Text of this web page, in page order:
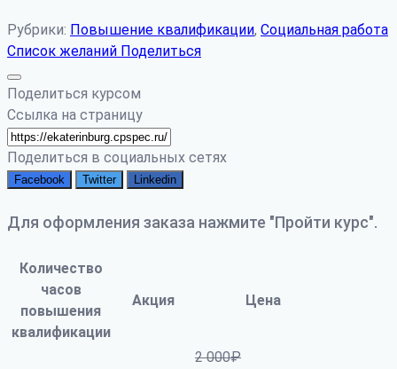
Рубрики: Повышение квалификации, Социальная работа
Список желаний Поделиться
Поделиться курсом
Ссылка на страницу
Поделиться в социальных сетях
Facebook Twitter Linkedin
Для оформления заказа нажмите "Пройти курс".
Количество
часов
повышения
квалификации
Акция Цена
2 000₽